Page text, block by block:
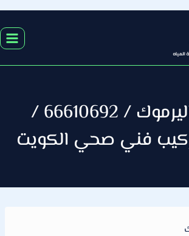
سباك اليرموك / 66610692 /
فني صحي الكويت